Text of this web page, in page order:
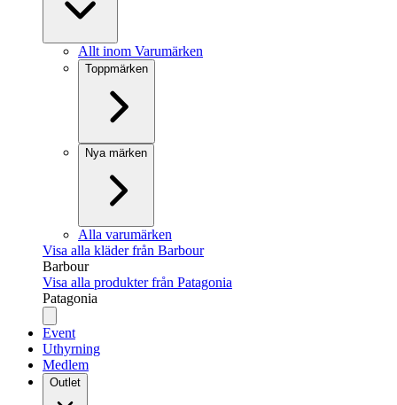
Allt inom Varumärken
Toppmärken
Nya märken
Alla varumärken
Visa alla kläder från Barbour
Barbour
Visa alla produkter från Patagonia
Patagonia
Event
Uthyrning
Medlem
Outlet